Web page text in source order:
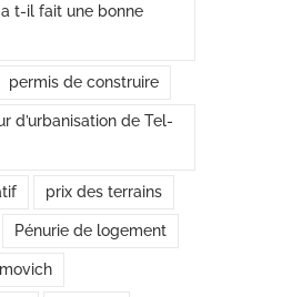
du Sud
t-il fait une bonne
permis de construire
d’urbanisation de Tel-
prix des terrains
Pénurie de logement